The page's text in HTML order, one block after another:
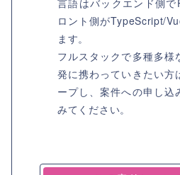
言語はバックエンド側
ロント側がTypeScript/
ます。
フルスタックで多種多様
発に携わっていきたい方
ープし、案件への申し込
みてください。